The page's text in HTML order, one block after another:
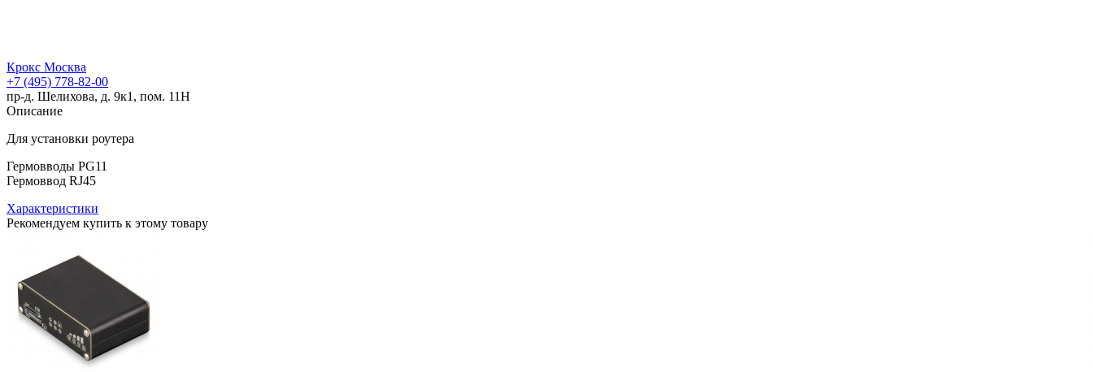
Крокс Москва
+7 (495) 778-82-00
пр-д. Шелихова, д. 9к1, пом. 11Н
Описание
Для установки роутера
Гермовводы PG11
Гермоввод RJ45
Характеристики
Рекомендуем купить к этому товару